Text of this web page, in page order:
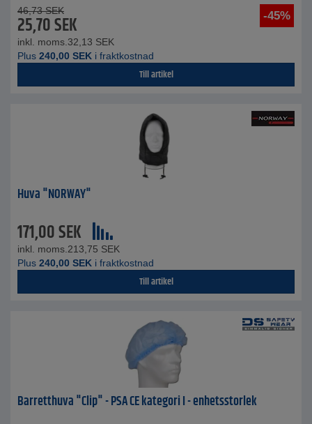
-45%
46,73 SEK
25,70SEK
inkl. moms. 32,13 SEK
Plus 240,00 SEK i fraktkostnad
Till artikel
Huva "NORWAY"
171,00SEK
inkl. moms. 213,75 SEK
Plus 240,00 SEK i fraktkostnad
Till artikel
Barretthuva "Clip" - PSA CE kategori I - enhetsstorlek